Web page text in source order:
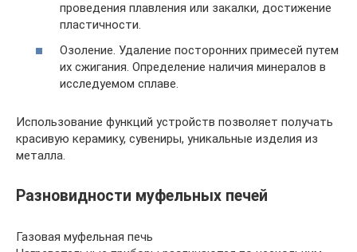
проведения плавления или закалки, достижение
пластичности.
Озоление. Удаление посторонних примесей путем
их сжигания. Определение наличия минералов в
исследуемом сплаве.
Использование функций устройств позволяет получать
красивую керамику, сувениры, уникальные изделия из
металла.
Разновидности муфельных печей
Газовая муфельная печь